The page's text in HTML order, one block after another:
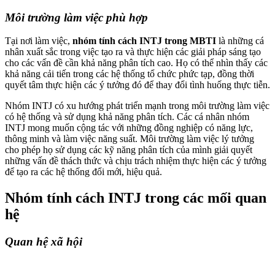
Môi trường làm việc phù hợp
Tại nơi làm việc, nhóm tính cách INTJ trong MBTI là những cá
nhân xuất sắc trong việc tạo ra và thực hiện các giải pháp sáng tạo
cho các vấn đề cần khả năng phân tích cao. Họ có thể nhìn thấy các
khả năng cải tiến trong các hệ thống tổ chức phức tạp, đồng thời
quyết tâm thực hiện các ý tưởng đó để thay đổi tình huống thực tiễn.
Nhóm INTJ có xu hướng phát triển mạnh trong môi trường làm việc
có hệ thống và sử dụng khả năng phân tích. Các cá nhân nhóm
INTJ mong muốn cộng tác với những đồng nghiệp có năng lực,
thông minh và làm việc năng suất. Môi trường làm việc lý tưởng
cho phép họ sử dụng các kỹ năng phân tích của mình giải quyết
những vấn đề thách thức và chịu trách nhiệm thực hiện các ý tưởng
để tạo ra các hệ thống đổi mới, hiệu quả.
Nhóm tính cách INTJ trong các mối quan
hệ
Quan hệ xã hội